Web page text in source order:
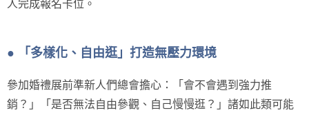
人完成報名卡位。
● 「多樣化、自由逛」打造無壓力環境
參加婚禮展前準新人們總會擔心：「會不會遇到強力推
銷？」「是否無法自由參觀、自己慢慢逛？」諸如此類可能